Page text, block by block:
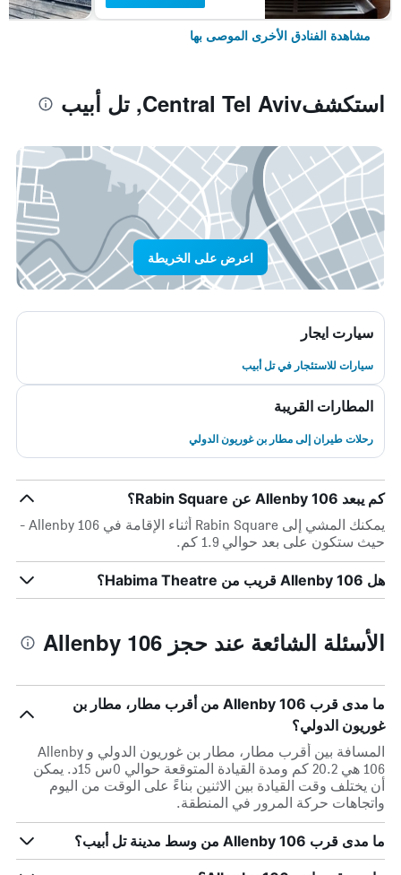
مشاهدة الفنادق الأخرى الموصى بها
استكشفCentral Tel Aviv, تل أبيب
اعرض على الخريطة
سيارت ايجار
سيارات للاستئجار في تل أبيب
المطارات القريبة
رحلات طيران إلى مطار بن غوريون الدولي
كم يبعد Allenby 106 عن Rabin Square؟
يمكنك المشي إلى Rabin Square أثناء الإقامة في Allenby 106 -
حيث ستكون على بعد حوالي 1.9 كم.
هل Allenby 106 قريب من Habima Theatre؟
الأسئلة الشائعة عند حجز Allenby 106
ما مدى قرب Allenby 106 من أقرب مطار، مطار بن
غوريون الدولي؟
المسافة بين أقرب مطار، مطار بن غوريون الدولي و Allenby
106 هي 20.2 كم ومدة القيادة المتوقعة حوالي 0س 15د. يمكن
أن يختلف وقت القيادة بين الاثنين بناءً على الوقت من اليوم
واتجاهات حركة المرور في المنطقة.
ما مدى قرب Allenby 106 من وسط مدينة تل أبيب؟